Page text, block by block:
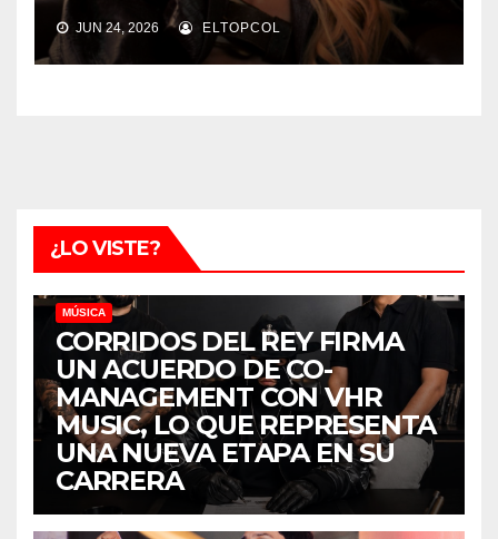
JUN 24, 2026 ELTOPCOL
¿LO VISTE?
MÚSICA
CORRIDOS DEL REY FIRMA
UN ACUERDO DE CO-
MANAGEMENT CON VHR
MUSIC, LO QUE REPRESENTA
UNA NUEVA ETAPA EN SU
CARRERA